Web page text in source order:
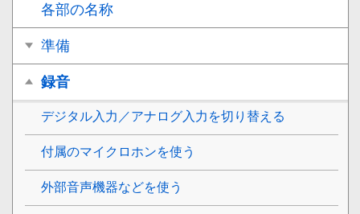
各部の名称
準備
録音
デジタル入力／アナログ入力を切り替える
付属のマイクロホンを使う
外部音声機器などを使う